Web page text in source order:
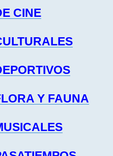
CINE
Y FAUNA